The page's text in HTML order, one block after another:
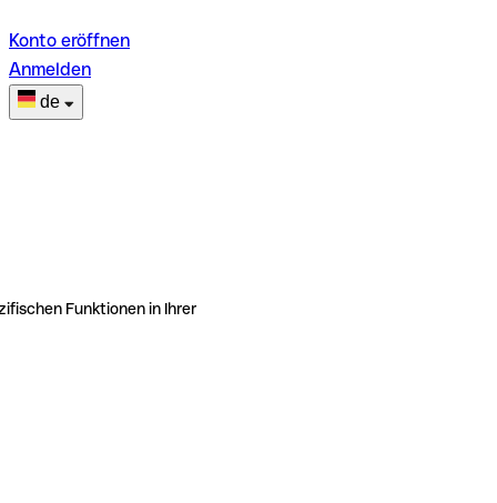
Konto eröffnen
Anmelden
de
Funktionen in Ihrer